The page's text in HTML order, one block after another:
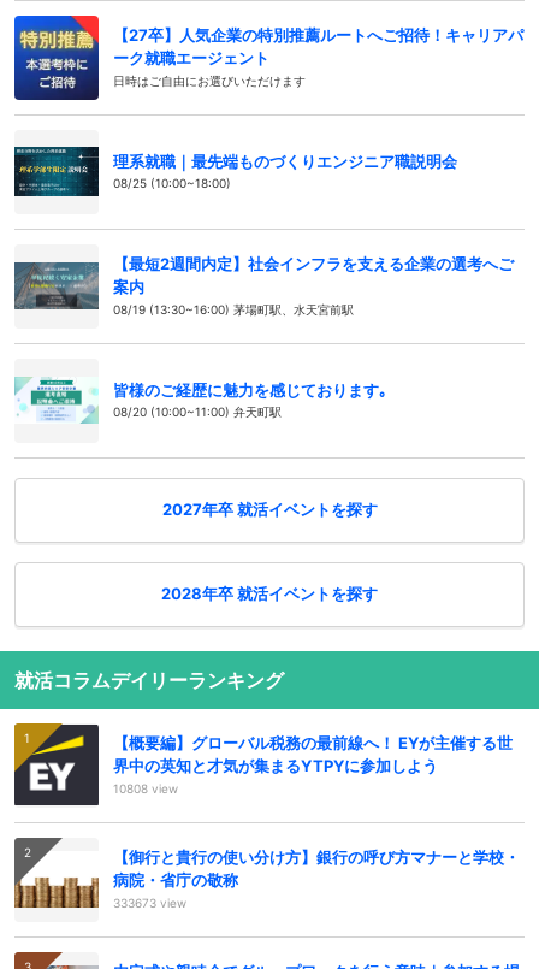
【27卒】人気企業の特別推薦ルートへご招待！キャリアパ
ーク就職エージェント
日時はご自由にお選びいただけます
理系就職｜最先端ものづくりエンジニア職説明会
08/25 (10:00~18:00)
【最短2週間内定】社会インフラを支える企業の選考へご
案内
08/19 (13:30~16:00) 茅場町駅、水天宮前駅
皆様のご経歴に魅力を感じております｡
08/20 (10:00~11:00) 弁天町駅
2027年卒 就活イベントを探す
2028年卒 就活イベントを探す
就活コラムデイリーランキング
【概要編】グローバル税務の最前線へ！ EYが主催する世
界中の英知と才気が集まるYTPYに参加しよう
10808 view
【御行と貴行の使い分け方】銀行の呼び方マナーと学校・
病院・省庁の敬称
333673 view